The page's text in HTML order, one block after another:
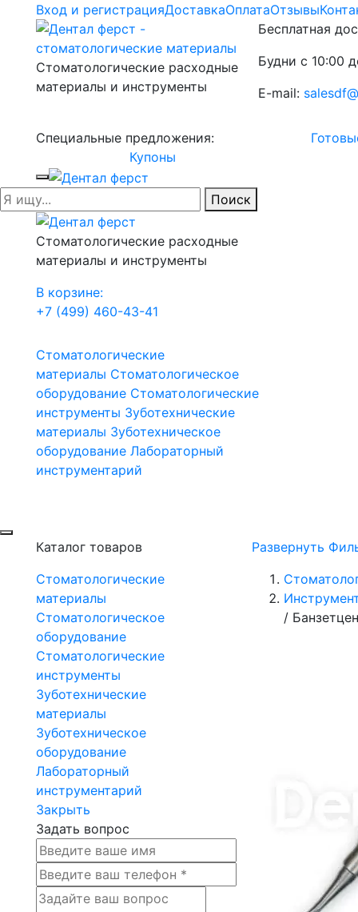
Вход и регистрацияДоставкаОплатаОтзывы
Стоматологические расходные
материалы и инструменты
Бесплатная
Будни с 10:00
E-mail:
Специальные предложения:
Купоны
Поиск
Стоматологические расходные
материалы и инструменты
В корзине:
+7 (499) 460-43-41
Стоматологические
материалы Стоматологическое
оборудование Стоматологические
инструменты Зуботехнические
материалы Зуботехническое
оборудование Лабораторный
инструментарий
Каталог товаров
Стоматологические
материалы
Стоматологическое
оборудование
Стоматологические
инструменты
Зуботехнические
материалы
Зуботехническое
оборудование
Лабораторный
инструментарий
Закрыть
Задать вопрос
Развернуть
/